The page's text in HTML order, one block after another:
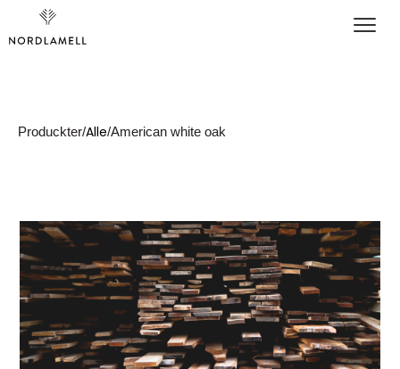
klær
Produckter/Alle/American white oak